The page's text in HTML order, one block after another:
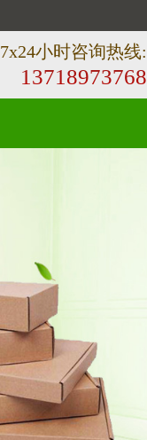
7x24小时咨询热线:
13718973768